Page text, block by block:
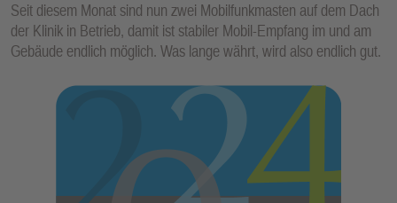
Seit diesem Monat sind nun zwei Mobilfunkmasten auf dem Dach
der Klinik in Betrieb, damit ist stabiler Mobil-Empfang im und am
Gebäude endlich möglich. Was lange währt, wird also endlich gut.